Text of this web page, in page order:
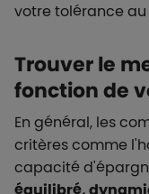
votre tolérance au
Trouver le
fonction de
En général, les
critères comme
capacité